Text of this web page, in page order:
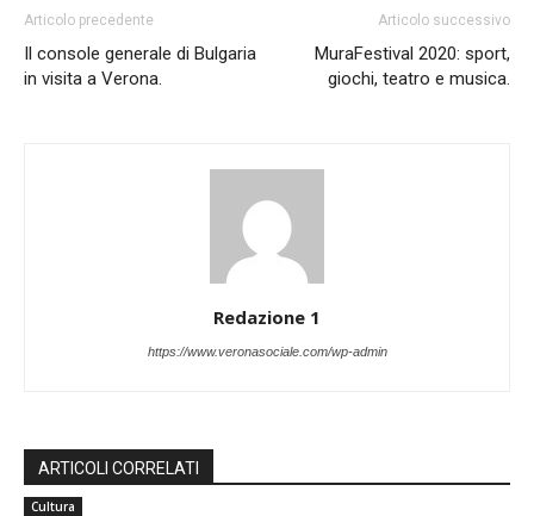
Articolo precedente
Il console generale di Bulgaria
in visita a Verona.
Articolo successivo
MuraFestival 2020: sport,
giochi, teatro e musica.
Redazione 1
https://www.veronasociale.com/wp-admin
ARTICOLI CORRELATI
Cultura